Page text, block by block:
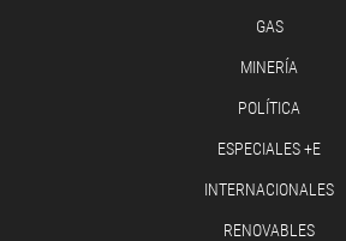
GAS
MINERÍA
POLÍTICA
ESPECIALES +E
INTERNACIONALES
RENOVABLES